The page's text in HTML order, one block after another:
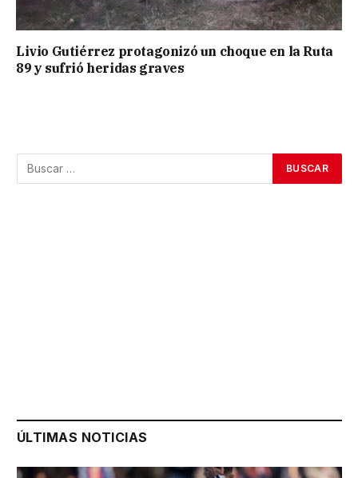
Livio Gutiérrez protagonizó un choque en la Ruta
89 y sufrió heridas graves
ÚLTIMAS NOTICIAS